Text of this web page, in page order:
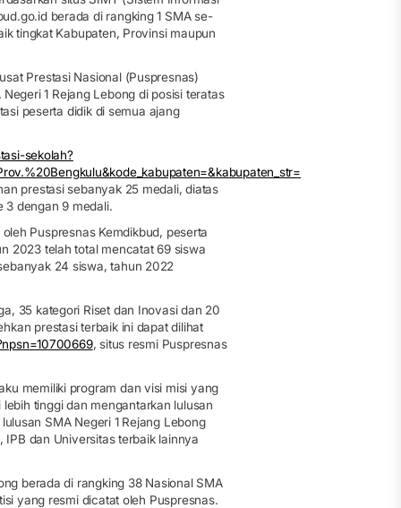
berada di rangking 1 SMA se-
tingkat Kabupaten, Provinsi maupun
Prestasi Nasional (Puspresnas)
1 Rejang Lebong di posisi teratas
peserta didik di semua ajang
sekolah?
prestasi sebanyak 25 medali, diatas
3 dengan 9 medali.
Puspresnas Kemdikbud, peserta
2023 telah total mencatat 69 siswa
24 siswa, tahun 2022
35 kategori Riset dan Inovasi dan 20
prestasi terbaik ini dapat dilihat
, situs resmi Puspresnas
memiliki program dan visi misi yang
tinggi dan mengantarkan lulusan
SMA Negeri 1 Rejang Lebong
dan Universitas terbaik lainnya
berada di rangking 38 Nasional SMA
yang resmi dicatat oleh Puspresnas.